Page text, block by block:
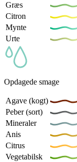
Græs
Citron
Mynte
Urte
Opdagede smage
Agave (kogt)
Peber (sort)
Mineraler
Anis
Citrus
Vegetabilsk